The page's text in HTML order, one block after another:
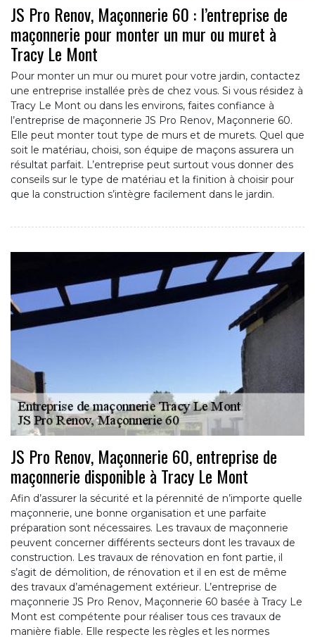
JS Pro Renov, Maçonnerie 60 : l’entreprise de
maçonnerie pour monter un mur ou muret à
Tracy Le Mont
Pour monter un mur ou muret pour votre jardin, contactez
une entreprise installée près de chez vous. Si vous résidez à
Tracy Le Mont ou dans les environs, faites confiance à
l’entreprise de maçonnerie JS Pro Renov, Maçonnerie 60.
Elle peut monter tout type de murs et de murets. Quel que
soit le matériau, choisi, son équipe de maçons assurera un
résultat parfait. L’entreprise peut surtout vous donner des
conseils sur le type de matériau et la finition à choisir pour
que la construction s’intègre facilement dans le jardin.
JS Pro Renov, Maçonnerie 60, entreprise de
maçonnerie disponible à Tracy Le Mont
Afin d’assurer la sécurité et la pérennité de n’importe quelle
maçonnerie, une bonne organisation et une parfaite
préparation sont nécessaires. Les travaux de maçonnerie
peuvent concerner différents secteurs dont les travaux de
construction. Les travaux de rénovation en font partie, il
s’agit de démolition, de rénovation et il en est de même
des travaux d’aménagement extérieur. L’entreprise de
maçonnerie JS Pro Renov, Maçonnerie 60 basée à Tracy Le
Mont est compétente pour réaliser tous ces travaux de
manière fiable. Elle respecte les règles et les normes